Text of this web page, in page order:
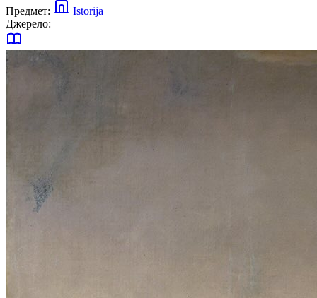
Предмет:
Istorija
Джерело: